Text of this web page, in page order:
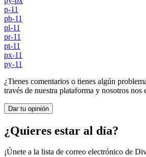
p-11
pb-11
pl-11
pr-11
pt-11
px-11
py-11
¿Tienes comentarios o tienes algún
través de nuestra plataforma y nosotros nos
Dar tu opinión
¿Quieres estar al día?
¡Únete a la lista de correo electrónico de